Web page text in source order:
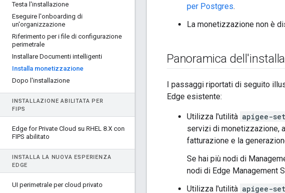
Testa l'installazione
Eseguire l'onboarding di
un'organizzazione
Riferimento per i file di configurazione
perimetrale
Installare Documenti intelligenti
Installa monetizzazione
Dopo l'installazione
INSTALLAZIONE ABILITATA PER
FIPS
Edge for Private Cloud su RHEL 8.X con
FIPS abilitato
INSTALLA LA NUOVA ESPERIENZA
EDGE
UI perimetrale per cloud privato
per Postgres.
La monetizzazione non è
Panoramica
I passaggi riportati di seguito
Edge esistente:
Utilizza l'utilità apigee-
servizi di monetizzazione,
fatturazione e la
Se hai più nodi di
nodi di Edge Management
Utilizza l'utilità apigee-